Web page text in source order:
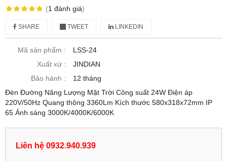
(1 đánh giá)
SHARE TWEET LINKEDIN
Mã sản phẩm :
LSS-24
Xuất xứ :
JINDIAN
Bảo hành :
12 tháng
Đèn Đường Năng Lượng Mặt Trời Công suất 24W Điện áp
220V/50Hz Quang thông 3360Lm Kích thước 580x318x72mm IP
65 Ánh sáng 3000K/4000K/6000K
Liên hệ 0932.940.939